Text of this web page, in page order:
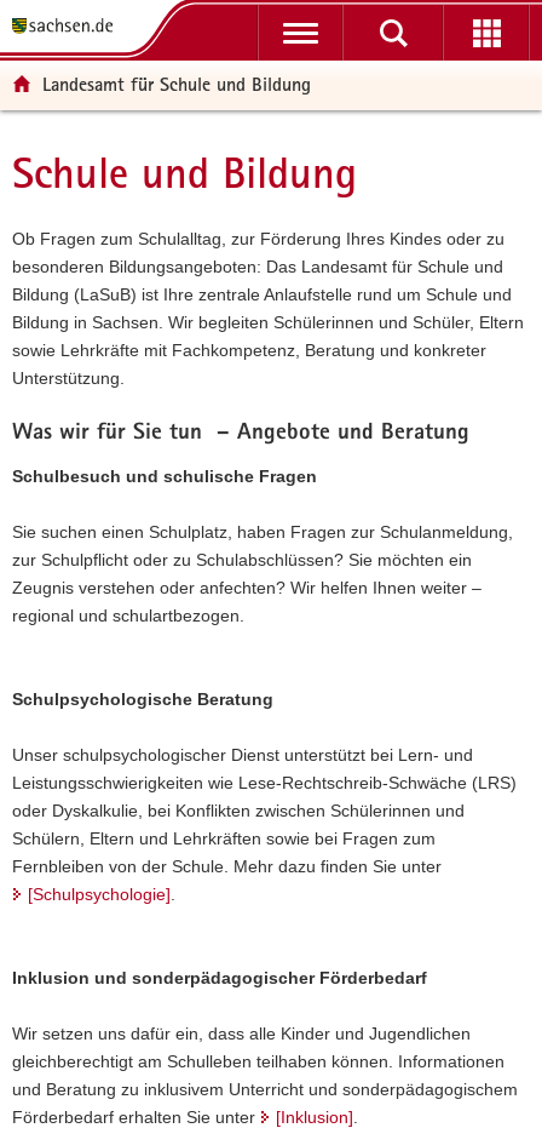
t
ü
e
r
g
r
e
i
e
d
N
a
v
i
t
o
n
t
n
v
i
g
a
t
i
n
p
n
a
l
t
t
e
n
f
o
r
m
a
i
n
t
-
e
r
e
i
c
h
Landesamt für Schule und Bildung
Hauptinhalt
Schule und Bildung
Ob Fragen zum Schulalltag, zur Förderung Ihres Kindes oder zu
besonderen Bildungsangeboten: Das Landesamt für Schule und
Bildung (LaSuB) ist Ihre zentrale Anlaufstelle rund um Schule und
Bildung in Sachsen. Wir begleiten Schülerinnen und Schüler, Eltern
sowie Lehrkräfte mit Fachkompetenz, Beratung und konkreter
Unterstützung.
Was wir für Sie tun – Angebote und Beratung
Schulbesuch und schulische Fragen
Sie suchen einen Schulplatz, haben Fragen zur Schulanmeldung,
zur Schulpflicht oder zu Schulabschlüssen? Sie möchten ein
Zeugnis verstehen oder anfechten? Wir helfen Ihnen weiter –
regional und schulartbezogen.
Schulpsychologische Beratung
Unser schulpsychologischer Dienst unterstützt bei Lern- und
Leistungsschwierigkeiten wie Lese-Rechtschreib-Schwäche (LRS)
oder Dyskalkulie, bei Konflikten zwischen Schülerinnen und
Schülern, Eltern und Lehrkräften sowie bei Fragen zum
Fernbleiben von der Schule. Mehr dazu finden Sie unter
[Schulpsychologie]
Inklusion und sonderpädagogischer Förderbedarf
Wir setzen uns dafür ein, dass alle Kinder und Jugendlichen
gleichberechtigt am Schulleben teilhaben können. Informationen
und Beratung zu inklusivem Unterricht und sonderpädagogischem
Förderbedarf erhalten Sie unter
[Inklusion]